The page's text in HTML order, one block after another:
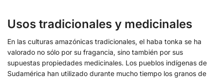
Usos tradicionales y medicinales
En las culturas amazónicas tradicionales, el haba tonka se ha
valorado no sólo por su fragancia, sino también por sus
supuestas propiedades medicinales. Los pueblos indígenas de
Sudamérica han utilizado durante mucho tiempo los granos de